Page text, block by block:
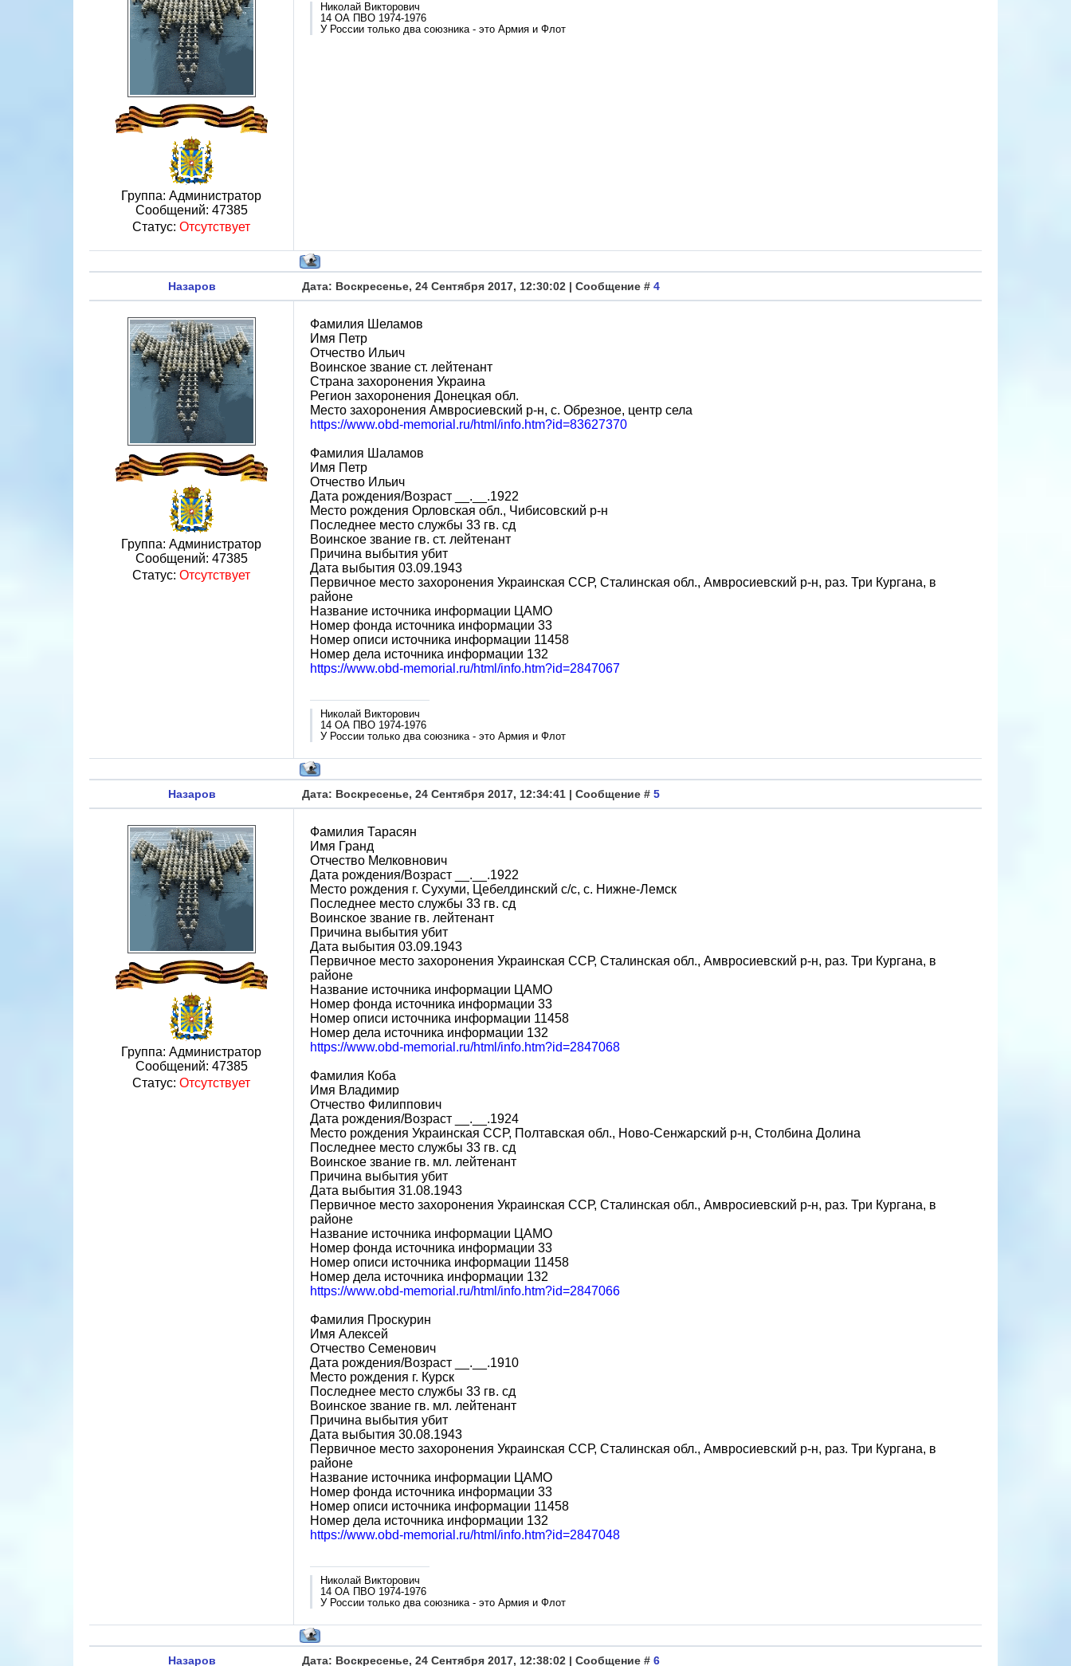
Группа: Администратор
Сообщений: 47385
Статус: Отсутствует
Николай Викторович
14 ОА ПВО 1974-1976
У России только два союзника - это Армия и Флот
Назаров Дата: Воскресенье, 24 Сентября 2017, 12:30:02 | Сообщение # 4
Группа: Администратор
Сообщений: 47385
Статус: Отсутствует
Фамилия Шеламов
Имя Петр
Отчество Ильич
Воинское звание ст. лейтенант
Страна захоронения Украина
Регион захоронения Донецкая обл.
Место захоронения Амвросиевский р-н, с. Обрезное, центр села
https://www.obd-memorial.ru/html/info.htm?id=83627370
Фамилия Шаламов
Имя Петр
Отчество Ильич
Дата рождения/Возраст __.__.1922
Место рождения Орловская обл., Чибисовский р-н
Последнее место службы 33 гв. сд
Воинское звание гв. ст. лейтенант
Причина выбытия убит
Дата выбытия 03.09.1943
Первичное место захоронения Украинская ССР, Сталинская обл., Амвросиевский р-н, раз. Три Кургана, в
районе
Название источника информации ЦАМО
Номер фонда источника информации 33
Номер описи источника информации 11458
Номер дела источника информации 132
https://www.obd-memorial.ru/html/info.htm?id=2847067
Николай Викторович
14 ОА ПВО 1974-1976
У России только два союзника - это Армия и Флот
Назаров Дата: Воскресенье, 24 Сентября 2017, 12:34:41 | Сообщение # 5
Группа: Администратор
Сообщений: 47385
Статус: Отсутствует
Фамилия Тарасян
Имя Гранд
Отчество Мелковнович
Дата рождения/Возраст __.__.1922
Место рождения г. Сухуми, Цебелдинский с/с, с. Нижне-Лемск
Последнее место службы 33 гв. сд
Воинское звание гв. лейтенант
Причина выбытия убит
Дата выбытия 03.09.1943
Первичное место захоронения Украинская ССР, Сталинская обл., Амвросиевский р-н, раз. Три Кургана, в
районе
Название источника информации ЦАМО
Номер фонда источника информации 33
Номер описи источника информации 11458
Номер дела источника информации 132
https://www.obd-memorial.ru/html/info.htm?id=2847068
Фамилия Коба
Имя Владимир
Отчество Филиппович
Дата рождения/Возраст __.__.1924
Место рождения Украинская ССР, Полтавская обл., Ново-Сенжарский р-н, Столбина Долина
Последнее место службы 33 гв. сд
Воинское звание гв. мл. лейтенант
Причина выбытия убит
Дата выбытия 31.08.1943
Первичное место захоронения Украинская ССР, Сталинская обл., Амвросиевский р-н, раз. Три Кургана, в
районе
Название источника информации ЦАМО
Номер фонда источника информации 33
Номер описи источника информации 11458
Номер дела источника информации 132
https://www.obd-memorial.ru/html/info.htm?id=2847066
Фамилия Проскурин
Имя Алексей
Отчество Семенович
Дата рождения/Возраст __.__.1910
Место рождения г. Курск
Последнее место службы 33 гв. сд
Воинское звание гв. мл. лейтенант
Причина выбытия убит
Дата выбытия 30.08.1943
Первичное место захоронения Украинская ССР, Сталинская обл., Амвросиевский р-н, раз. Три Кургана, в
районе
Название источника информации ЦАМО
Номер фонда источника информации 33
Номер описи источника информации 11458
Номер дела источника информации 132
https://www.obd-memorial.ru/html/info.htm?id=2847048
Николай Викторович
14 ОА ПВО 1974-1976
У России только два союзника - это Армия и Флот
Назаров Дата: Воскресенье, 24 Сентября 2017, 12:38:02 | Сообщение # 6